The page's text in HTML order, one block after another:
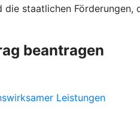
staatlichen
beantragen
Leistungen